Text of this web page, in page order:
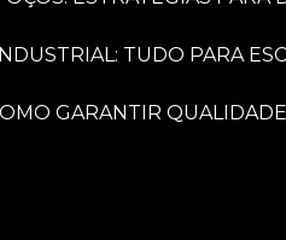
TUDO PARA
GARANTIR